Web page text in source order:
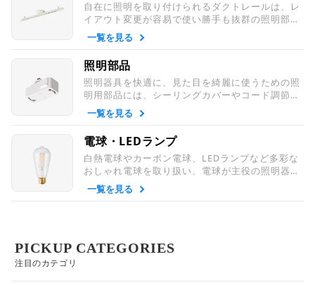
自在に照明を取り付けられるダクトレールは、レ
イアウト変更が容易で使い勝手も抜群の照明部
品。取付も簡単な簡易取付式なら手軽にスポット
ライトやペンダントライトを使用できます。
一覧を見る
照明部品
照明器具を快適に、見た目を綺麗に使うための照
明用部品には、シーリングカバーやコード調節部
品、ダクトレールに変換する部品など、照明器具
の問題を解決できる部品が多く取り揃えていま
す。
一覧を見る
電球・LEDランプ
白熱電球やカーボン電球、LEDランプなど多彩な
おしゃれ電球を取り扱い、電球が主役の照明器具
ならランプだけで照明器具をおしゃれに見せてく
れます。
一覧を見る
注目のカテゴリ
PICKUP CATEGORIES